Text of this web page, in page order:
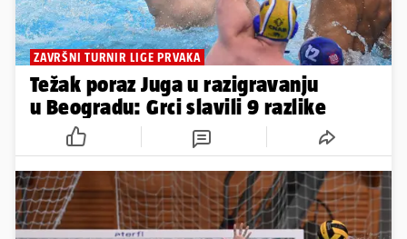
ZAVRŠNI TURNIR LIGE PRVAKA
Težak poraz Juga u razigravanju
u Beogradu: Grci slavili 9 razlike